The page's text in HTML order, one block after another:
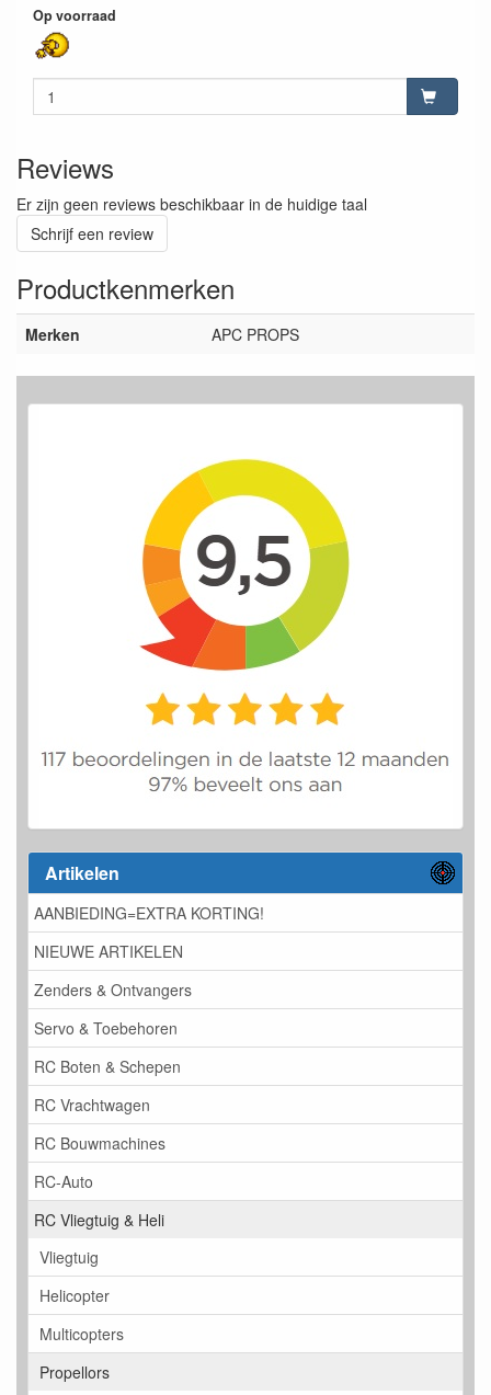
Artikelen
AANBIEDING=EXTRA KORTING!
NIEUWE ARTIKELEN
Zenders & Ontvangers
Servo & Toebehoren
RC Boten & Schepen
RC Vrachtwagen
RC Bouwmachines
RC-Auto
RC Vliegtuig & Heli
Vliegtuig
Helicopter
Multicopters
Propellors
Op voorraad
Reviews
Er zijn geen reviews beschikbaar in de huidige taal
Schrijf een review
Productkenmerken
Merken APC PROPS